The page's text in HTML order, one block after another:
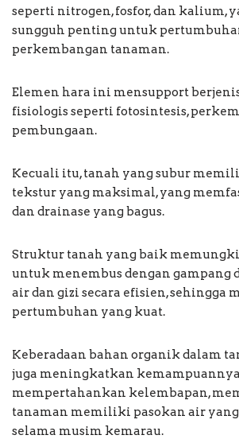
seperti nitrogen, fosfor, dan kalium,
sungguh penting untuk
perkembangan tanaman.
Elemen hara ini mensupport
fisiologis seperti fotosintesis,
pembungaan.
Kecuali itu, tanah yang subur
tekstur yang maksimal, yang
dan drainase yang bagus.
Struktur tanah yang baik
untuk menembus dengan gampang
air dan gizi secara efisien, sehingga
pertumbuhan yang kuat.
Keberadaan bahan organik dalam
juga meningkatkan
mempertahankan kelembapan,
tanaman memiliki pasokan air
selama musim kemarau.